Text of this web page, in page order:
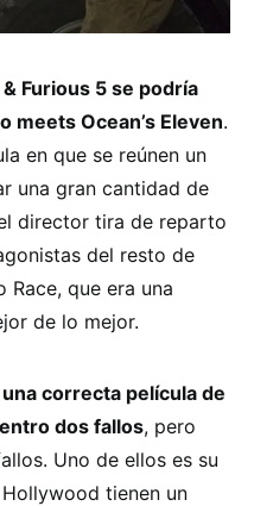
& Furious 5 se podría
meets Ocean’s Eleven.
en que se reúnen un
una gran cantidad de
director tira de reparto
del resto de
Race, que era una
de lo mejor.
una correcta película de
dos fallos, pero
Uno de ellos es su
tienen un